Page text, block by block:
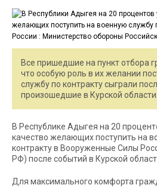
Все пришедшие на пункт отбора
что особую роль в их желании
службу по контракту сыграли
произошедшие в Курской области.
В Республике Адыгея на 20
качество желающих поступить на
контракту в Вооруженные Силы
РФ) после событий в Курской
Для максимального комфорта